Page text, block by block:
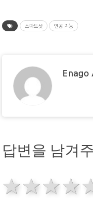
스마트샷 인공 지능
Enago
답변을 남겨
3
2
1 star